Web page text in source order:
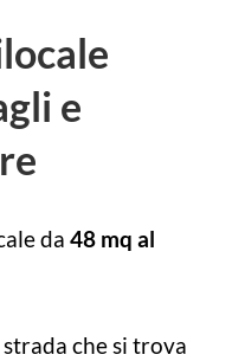
e
da 48 mq al
che si trova